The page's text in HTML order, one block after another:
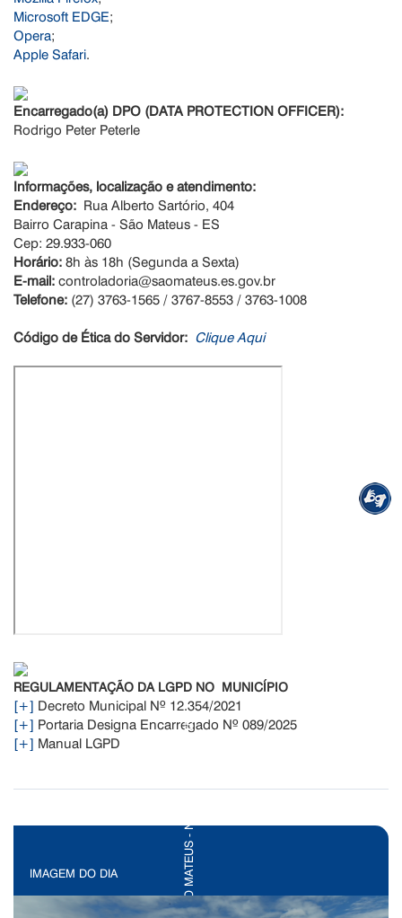
Microsoft EDGE;
Opera;
Apple Safari.
Encarregado(a) DPO (DATA PROTECTION OFFICER):
Rodrigo Peter Peterle
Informações, localização e atendimento:
Endereço: Rua Alberto Sartório, 404
Bairro Carapina - São Mateus - ES
Cep: 29.933-060
Horário: 8h às 18h (Segunda a Sexta)
E-mail: controladoria@saomateus.es.gov.br
Telefone: (27) 3763-1565 / 3767-8553 / 3763-1008
Código de Ética do Servidor: Clique Aqui
REGULAMENTAÇÃO DA LGPD NO MUNICÍPIO
[+] Decreto Municipal Nº 12.354/2021
[+] Portaria Designa Encarregado Nº 089/2025
[+] Manual LGPD
IMAGEM DO DIA